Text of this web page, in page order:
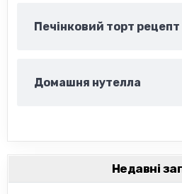
Печінковий торт рецепт
Домашня нутелла
Недавні